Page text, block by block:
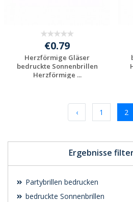
Ergebnisse
Partybrillen bedrucken
bedruckte Sonnenbrillen
€0.79
Herzförmige Gläser
bedruckte Sonnenbrillen
Herzförmige ...
‹ 1 2